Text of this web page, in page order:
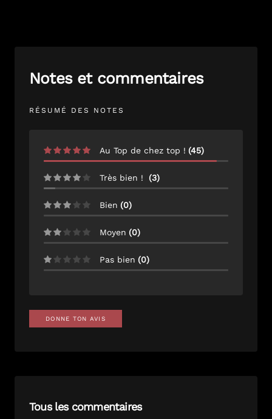
Notes et commentaires
RÉSUMÉ DES NOTES
Au Top de chez top ! (45)
Très bien ! (3)
Bien (0)
Moyen (0)
Pas bien (0)
DONNE TON AVIS
Tous les commentaires